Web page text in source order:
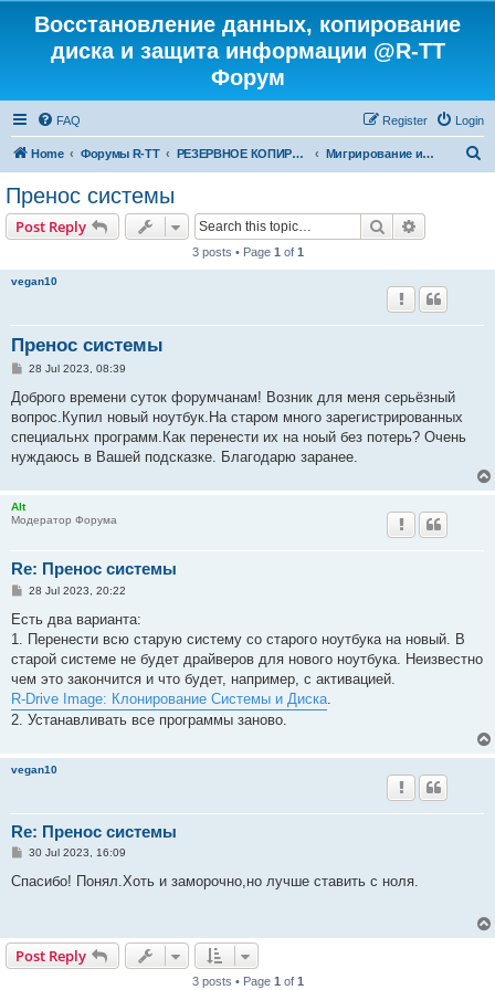
Восстановление данных, копирование
диска и защита информации @R-TT
Форум
FAQ Login
Register
Home Форумы R-TT РЕЗЕРВНОЕ КОПИРОВАНИЕ И ВОССТАНОВЛЕНИЕ СИСТЕМ Мигрирование и Клонирование Систем
Пренос системы
Post Reply Search
3 posts • Page 1 of 1
vegan10
Пренос системы
P
s
28 Jul 2023, 08:39
Доброго времени суток форумчанам! Возник для меня серьёзный
вопрос.Купил новый ноутбук.На старом много зарегистрированных
специальнх программ.Как перенести их на ноый без потерь? Очень
нуждаюсь в Вашей подсказке. Благодарю заранее.
Alt
Модератор Форума
Re: Пренос системы
P
s
28 Jul 2023, 20:22
Есть два варианта:
1. Перенести всю старую систему со старого ноутбука на новый. В
старой системе не будет драйверов для нового ноутбука. Неизвестно
чем это закончится и что будет, например, с активацией.
R-Drive Image: Клонирование Системы и Диска
2. Устанавливать все программы заново.
vegan10
Re: Пренос системы
P
s
30 Jul 2023, 16:09
Спасибо! Понял.Хоть и заморочно,но лучше ставить с ноля.
Post Reply
3 posts • Page 1 of 1